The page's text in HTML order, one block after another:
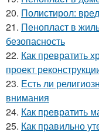
20. Полистирол:
21. Пенопласт в
безопасность
22. Как превратить
проект
23. Есть ли
внимания
24. Как превратить
25. Как правильно